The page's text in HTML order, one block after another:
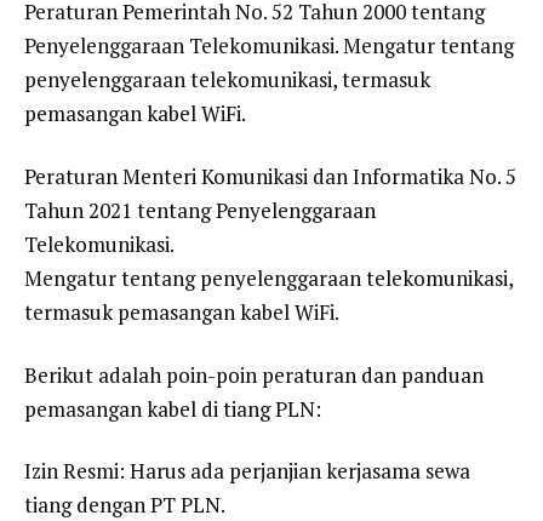
Peraturan Pemerintah No. 52 Tahun 2000 tentang
Penyelenggaraan Telekomunikasi. Mengatur tentang
penyelenggaraan telekomunikasi, termasuk
pemasangan kabel WiFi.
Peraturan Menteri Komunikasi dan Informatika No. 5
Tahun 2021 tentang Penyelenggaraan
Telekomunikasi.
Mengatur tentang penyelenggaraan telekomunikasi,
termasuk pemasangan kabel WiFi.
Berikut adalah poin-poin peraturan dan panduan
pemasangan kabel di tiang PLN:
Izin Resmi: Harus ada perjanjian kerjasama sewa
tiang dengan PT PLN.